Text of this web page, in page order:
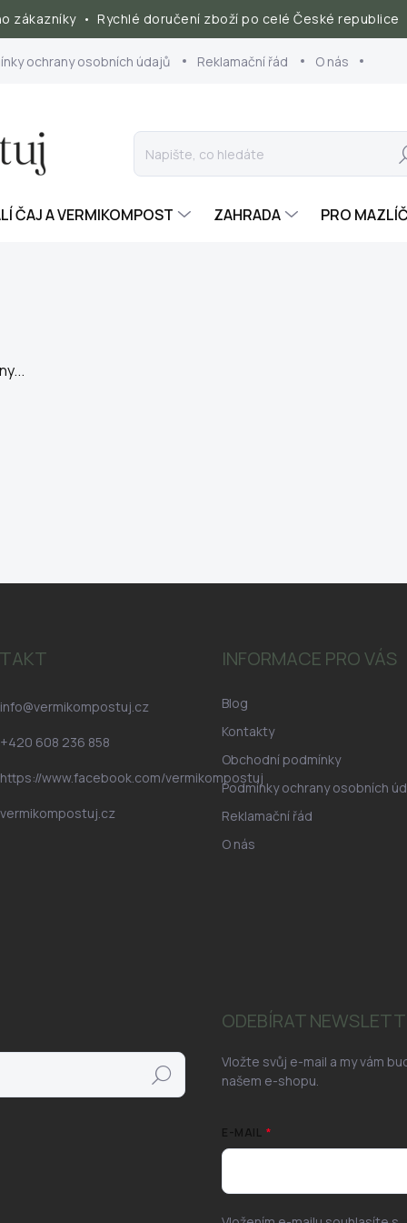
zákazníky • Rychlé doručení zboží po celé České
ochrany osobních údajů Reklamační řád O nás
ČAJ A VERMIKOMPOST ZAHRADA PRO
info@vermikompostuj.cz
+420 608 236 858
https://www.facebook.com/vermikompostuj
vermikompostuj.cz
INFORMACE PRO VÁS
Blog
Kontakty
Obchodní podmínky
Podmínky ochrany osobních
Reklamační řád
O nás
Hledat
ODEBÍRAT
Vložte svůj e-mail a my vám
našem e-shopu.
E-MAIL